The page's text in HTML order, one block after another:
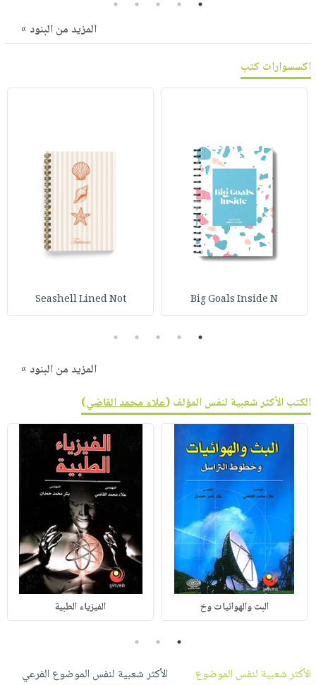
طرحها
خدمات
انشر
كتابك
تواصل
التسوق
نشرة
الإصدارات
المزيد من البنود »
اكسسوارات كتب
Big Goals Inside N
Seashell Lined Not
1
2
3
4
5
المزيد من البنود »
الكتب الأكثر شعبية لنفس المؤلف (علاء محمد القاضي)
البث والهوائيات وخ الفيزياء الطبية
1
2
3
الأكثر شعبية لنفس الموضوع
الأكثر شعبية لنفس الموضوع الفرعي